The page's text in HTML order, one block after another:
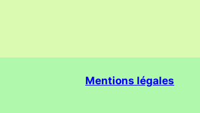
Mentions légales